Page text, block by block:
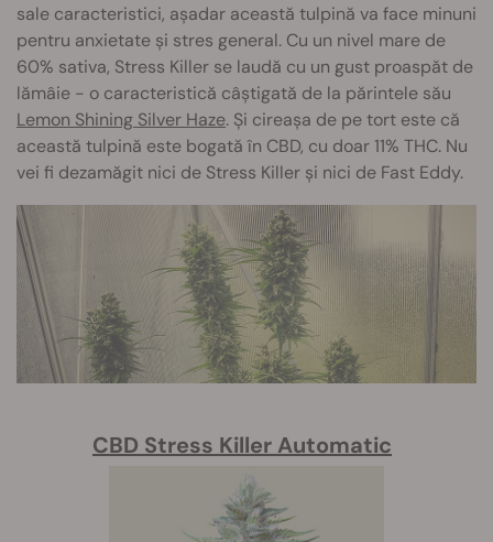
sale caracteristici, așadar această tulpină va face minuni
pentru anxietate și stres general. Cu un nivel mare de
60% sativa, Stress Killer se laudă cu un gust proaspăt de
lămâie - o caracteristică câștigată de la părintele său
Lemon Shining Silver Haze. Și cireașa de pe tort este că
această tulpină este bogată în CBD, cu doar 11% THC. Nu
vei fi dezamăgit nici de Stress Killer și nici de Fast Eddy.
CBD Stress Killer Automatic